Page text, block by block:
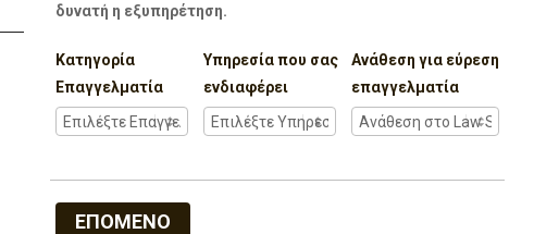
δυνατή η εξυπηρέτηση.
Κατηγορία
Επαγγελματία
Υπηρεσία που σας
ενδιαφέρει
Ανάθεση για εύρεση
επαγγελματία
ΕΠΟΜΕΝΟ